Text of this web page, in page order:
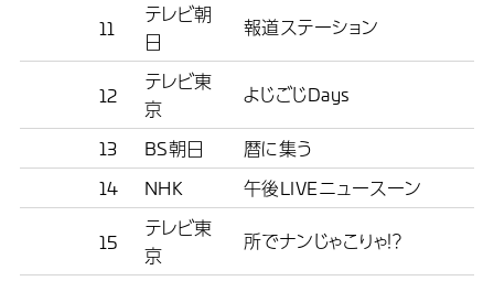
11
テレビ朝
日
報道ステーション
12
テレビ東
京
よじごじDays
13 BS朝日
暦に集う
14
NHK 午後LIVEニュースーン
15
テレビ東
京
所でナンじゃこりゃ！？